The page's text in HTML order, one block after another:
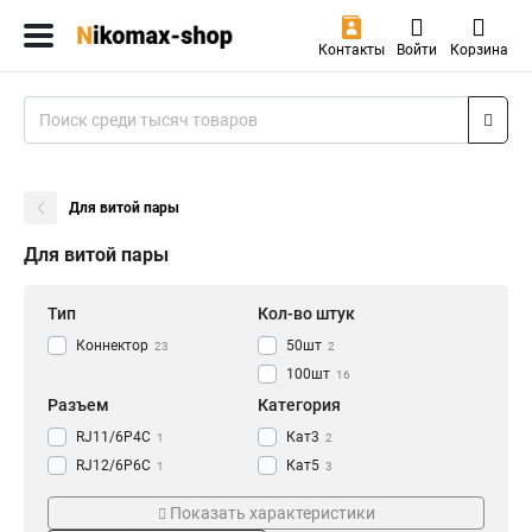
Контакты Войти Корзина
Для витой пары
Для витой пары
Тип
Коннектор 23
Кол-во штук
50шт 2
100шт 16
Разъем
RJ11/6P4C 1
RJ12/6P6C 1
RJ45 2
Телефонный 2
Категория
Кат3 2
Кат5 3
Кат6 5
Кат5е 11
Показать характеристики